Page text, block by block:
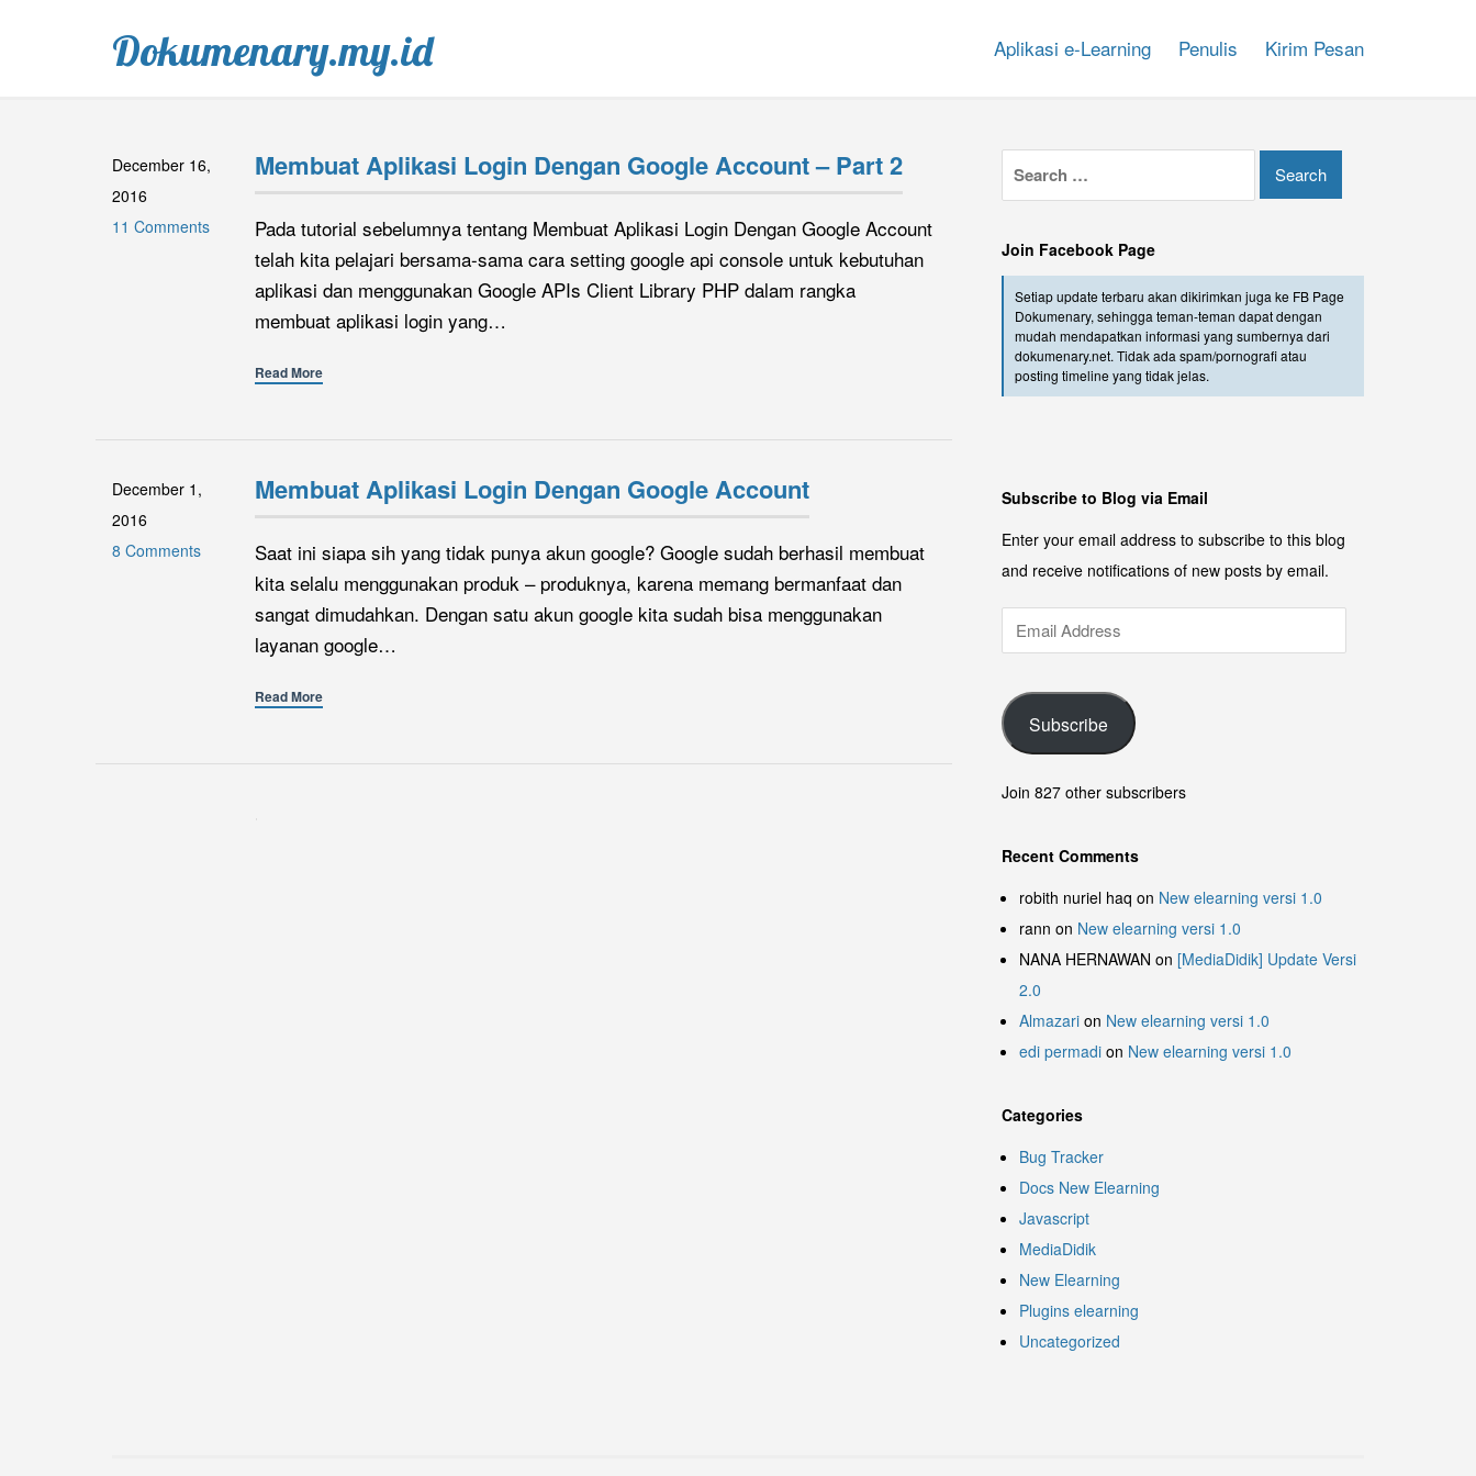
Dokumenary.my.id Aplikasi e-Learning Penulis Kirim Pesan
December 16,
2016
11 Comments
Membuat Aplikasi Login Dengan Google Account – Part 2
Pada tutorial sebelumnya tentang Membuat Aplikasi Login Dengan Google Account
telah kita pelajari bersama-sama cara setting google api console untuk kebutuhan
aplikasi dan menggunakan Google APIs Client Library PHP dalam rangka
membuat aplikasi login yang…
Read More
December 1,
2016
8 Comments
Membuat Aplikasi Login Dengan Google Account
Saat ini siapa sih yang tidak punya akun google? Google sudah berhasil membuat
kita selalu menggunakan produk – produknya, karena memang bermanfaat dan
sangat dimudahkan. Dengan satu akun google kita sudah bisa menggunakan
layanan google…
Read More
Join Facebook Page
Setiap update terbaru akan dikirimkan juga ke FB Page
Dokumenary, sehingga teman-teman dapat dengan
mudah mendapatkan informasi yang sumbernya dari
dokumenary.net. Tidak ada spam/pornografi atau
posting timeline yang tidak jelas.
Subscribe to Blog via Email
Enter your email address to subscribe to this blog
and receive notifications of new posts by email.
Subscribe
Join 827 other subscribers
Recent Comments
robith nuriel haq on New elearning versi 1.0
rann on New elearning versi 1.0
NANA HERNAWAN on [MediaDidik] Update Versi
2.0
Almazari on New elearning versi 1.0
edi permadi on New elearning versi 1.0
Categories
Bug Tracker
Docs New Elearning
Javascript
MediaDidik
New Elearning
Plugins elearning
Uncategorized